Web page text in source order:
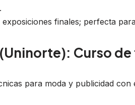
finales; perfecta
Curso
para moda y publicidad con